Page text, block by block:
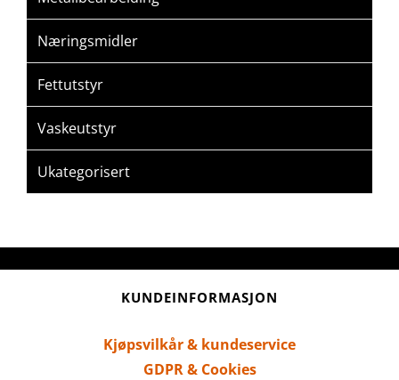
Næringsmidler
Fettutstyr
Vaskeutstyr
Ukategorisert
KUNDEINFORMASJON
Kjøpsvilkår & kundeservice
GDPR & Cookies